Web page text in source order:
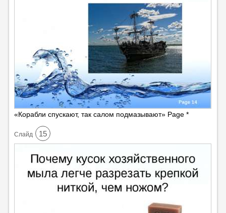
«Корабли спускают, так салом подмазывают» Page *
Cлайд 15